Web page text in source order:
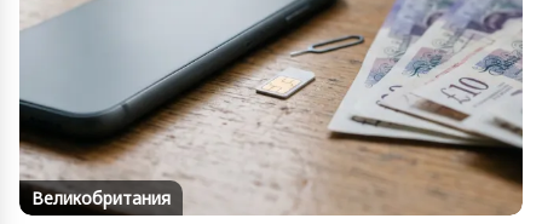
Великобритания